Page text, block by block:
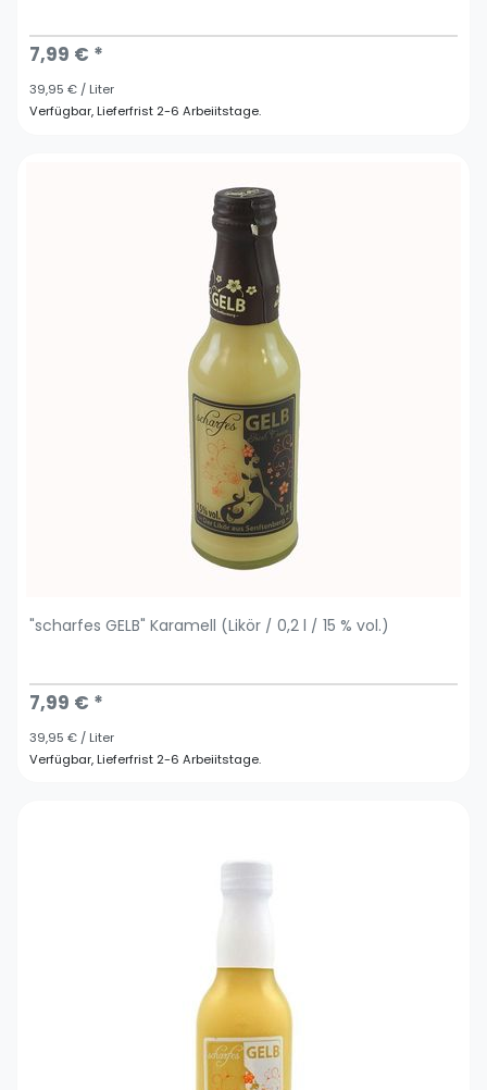
7,99 € *
39,95 € / Liter
Verfügbar, Lieferfrist 2-6 Arbeiitstage.
"scharfes GELB" Karamell (Likör / 0,2 l / 15 % vol.)
7,99 € *
39,95 € / Liter
Verfügbar, Lieferfrist 2-6 Arbeiitstage.